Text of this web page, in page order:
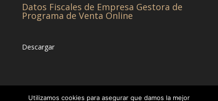
Datos Fiscales de Empresa Gestora de
Programa de Venta Online
Descargar
Utilizamos cookies para asegurar que damos la mejor